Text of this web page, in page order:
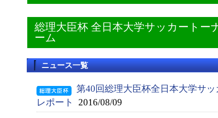
総理大臣杯 全日本大学サッカート
ーム
ニュース一覧
第40回総理大臣杯全日本大学サ
レポート
2016/08/09